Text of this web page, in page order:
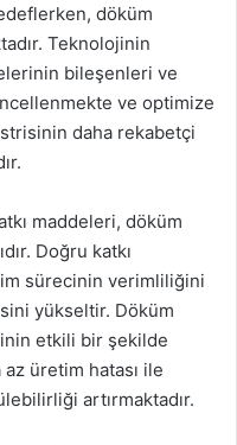
döküm
Teknolojinin
bileşenleri ve
ve optimize
daha rekabetçi
maddeleri, döküm
Doğru katkı
sürecinin verimliliğini
yükseltir. Döküm
etkili bir şekilde
az üretim hatası ile
artırmaktadır.